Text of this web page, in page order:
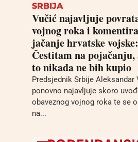
SRBIJA
Vučić najavljuje
vojnog roka i komentira
jačanje hrvatske vojske:
Čestitam na
to nikada ne bih kupio
Predsjednik Srbije Aleksandar
ponovno najavljuje skoro
obaveznog vojnog roka te se
na...